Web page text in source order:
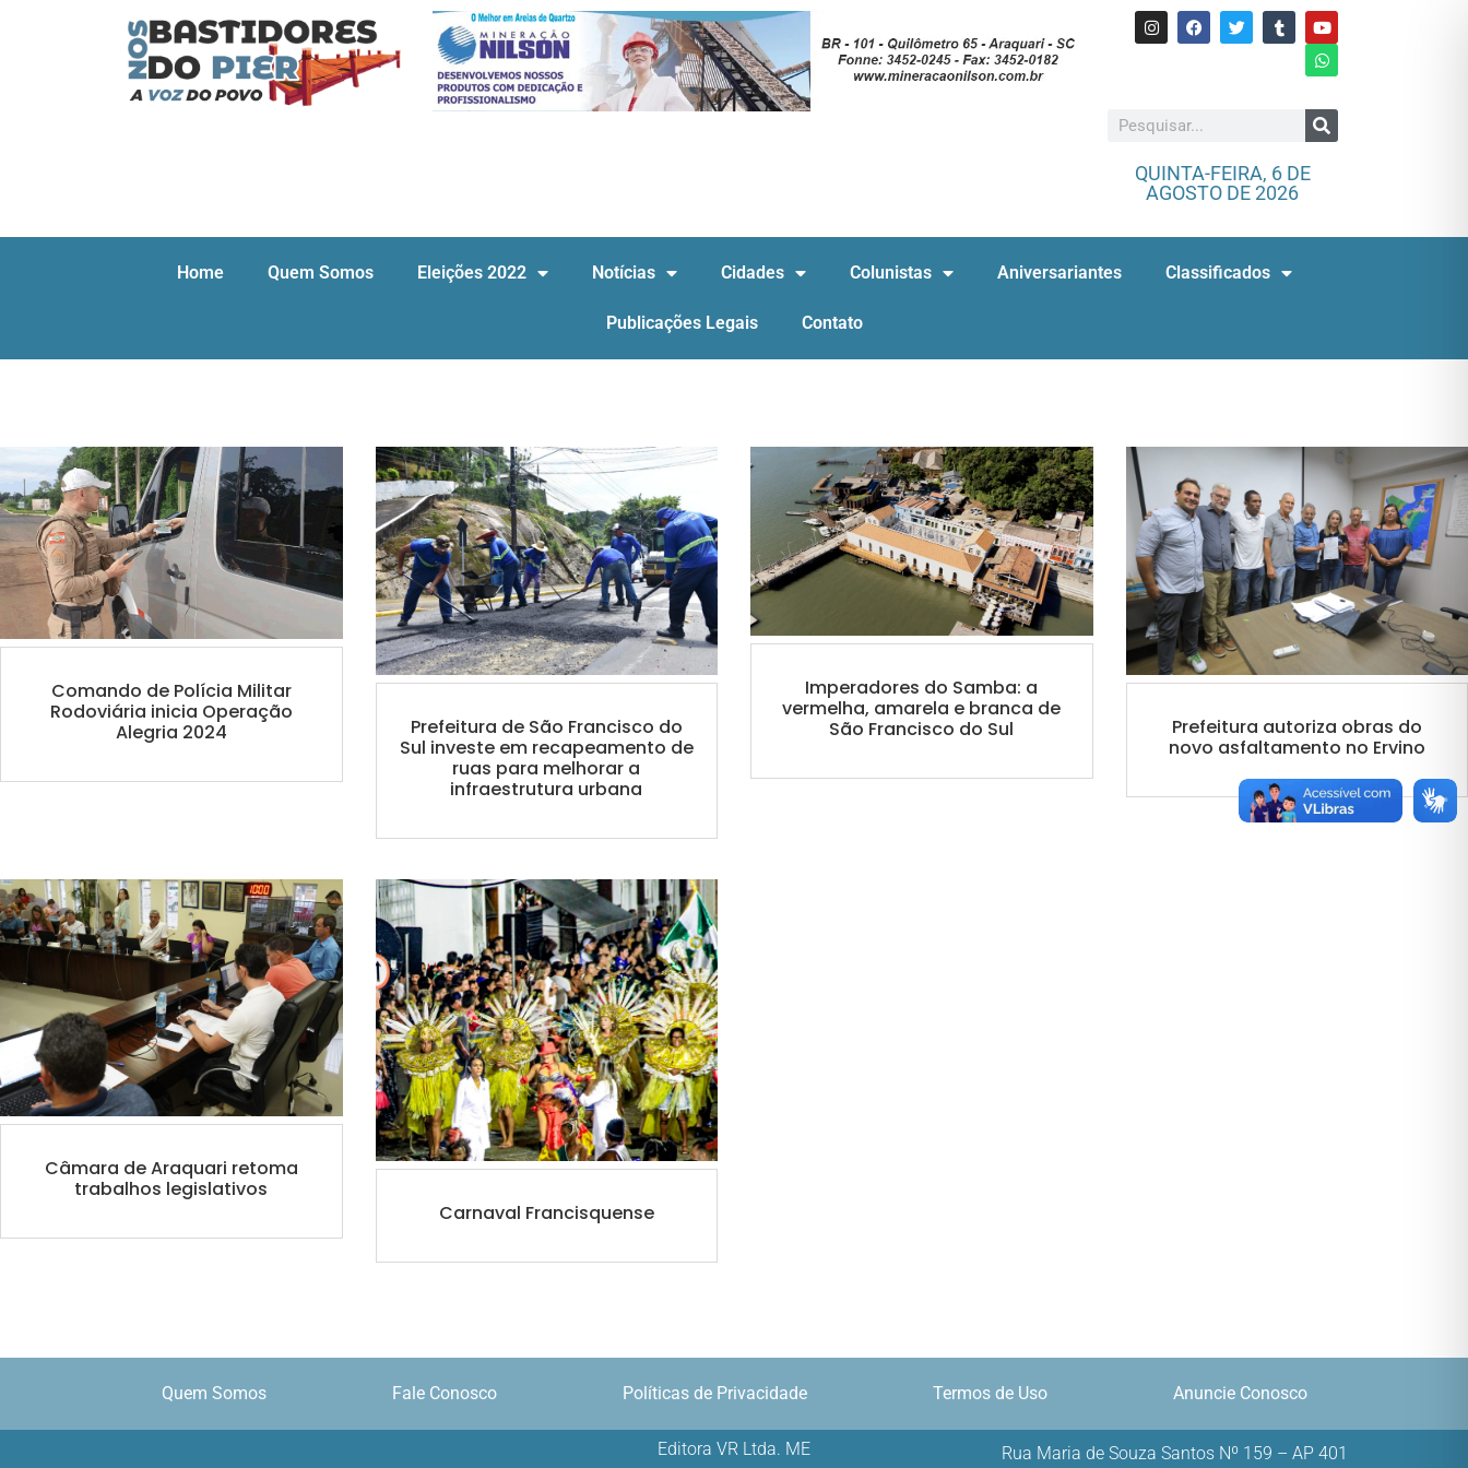
QUINTA-FEIRA, 6 DE
AGOSTO DE 2026
Home Quem Somos Eleições 2022 Notícias Cidades Colunistas Aniversariantes Classificados
Publicações Legais Contato
Comando de Polícia Militar
Rodoviária inicia Operação
Alegria 2024
Prefeitura de São Francisco do
Sul investe em recapeamento de
ruas para melhorar a
infraestrutura urbana
Imperadores do Samba: a
vermelha, amarela e branca de
São Francisco do Sul
Prefeitura autoriza obras do
novo asfaltamento no Ervino
Câmara de Araquari retoma
trabalhos legislativos
Carnaval Francisquense
Quem Somos Fale Conosco Políticas de Privacidade Termos de Uso Anuncie Conosco
Editora VR Ltda. ME Rua Maria de Souza Santos Nº 159 – AP 401